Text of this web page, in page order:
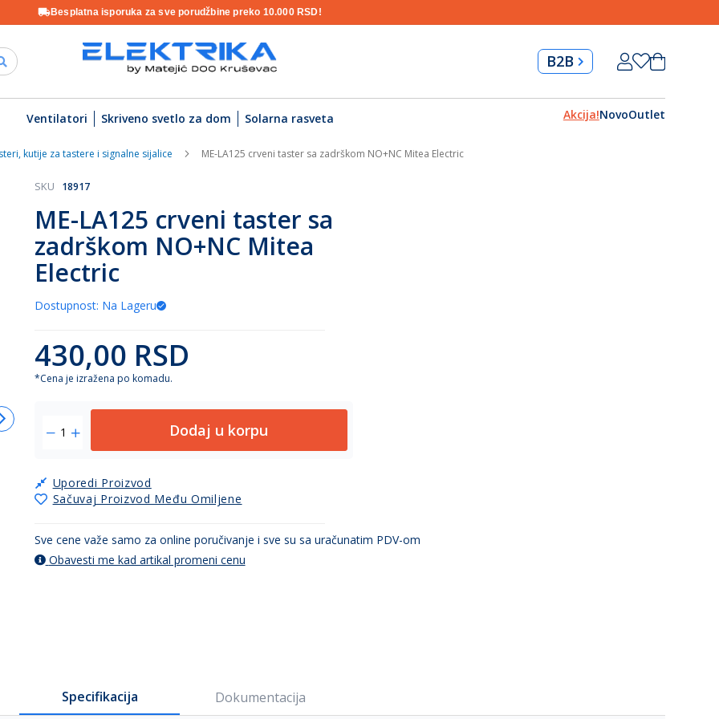
Besplatna isporuka za sve porudžbine preko 10.000 RSD!
B2B Korpa
Ventilatori Skriveno svetlo za dom Solarna rasveta Akcija!NovoOutlet
kutije za tastere i signalne sijalice ME-LA125 crveni taster sa zadrškom NO+NC Mitea Electric
ME-LA125 crveni taster sa
zadrškom NO+NC Mitea
Electric
SKU 18917
Dostupnost: Na Lageru
430,00 RSD
*Cena je izražena po komadu.
Dodaj u korpu
Sačuvaj Proizvod Među Omiljene
Uporedi Proizvod
Sve cene važe samo za online poručivanje i sve su sa uračunatim PDV-om
Obavesti me kad artikal promeni cenu
Specifikacija Dokumentacija